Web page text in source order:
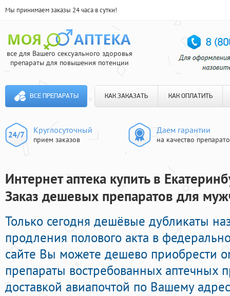
Мы принимаем заказы 24 часа в сутки!
все для Вашего сексуального здоровья
препараты для повышения потенции
ВСЕ ПРЕПАРАТЫ КАК ЗАКАЗАТЬ КАК ОПЛАТИТЬ
Круглосуточный
прием заказов
Даем гарантии
на качество
Интернет аптека купить в
Заказ дешевых препаратов для
Только сегодня дешёвые дубликаты
продления полового акта в
сайте Вы можете дешево приобрести
препараты востребованных аптечных
доставкой авиапочтой по Вашему